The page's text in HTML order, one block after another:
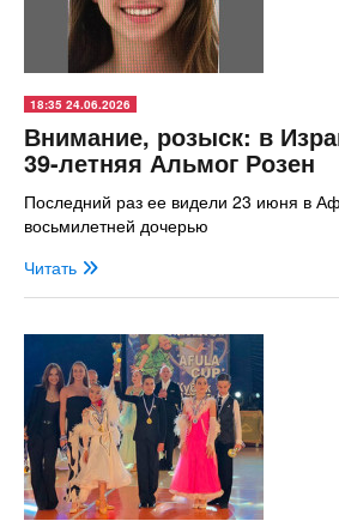
18:35 24.06.2026
Внимание, розыск: в
39-летняя Альмог Розен
Последний раз ее видели 23 июня в
восьмилетней дочерью
Читать